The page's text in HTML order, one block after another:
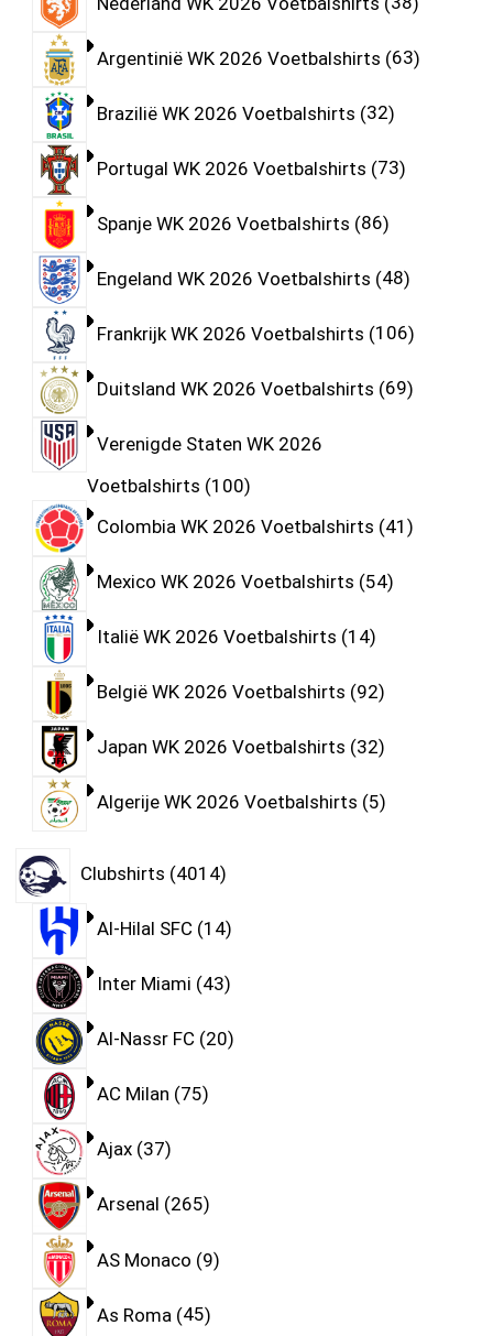
Argentinië WK 2026 Voetbalshirts 63
Brazilië WK 2026 Voetbalshirts 32
Portugal WK 2026 Voetbalshirts 73
Spanje WK 2026 Voetbalshirts 86
Engeland WK 2026 Voetbalshirts 48
Frankrijk WK 2026 Voetbalshirts 106
Duitsland WK 2026 Voetbalshirts 69
Verenigde Staten WK 2026
Voetbalshirts 100
Colombia WK 2026 Voetbalshirts 41
Mexico WK 2026 Voetbalshirts 54
Italië WK 2026 Voetbalshirts 14
België WK 2026 Voetbalshirts 92
Japan WK 2026 Voetbalshirts 32
Algerije WK 2026 Voetbalshirts 5
Clubshirts 4014
Al-Hilal SFC 14
Inter Miami 43
Al-Nassr FC 20
AC Milan 75
Ajax 37
Arsenal 265
AS Monaco 9
As Roma 45